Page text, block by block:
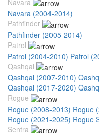
Navara
Navara (2004-2014)
Pathfinder
Pathfinder (2005-2014)
Patrol
Patrol (2004-2010) Patrol
Qashqai
Qashqai (2007-2010)
Qashqai (2017-2020)
Rogue
Rogue (2008-2013) Rogue
Rogue (2021-2025) Rogue
Sentra